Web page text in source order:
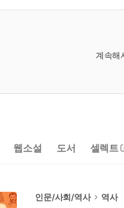
계속해
웹소설 도서 셀렉트
인문/사회/역사 역사